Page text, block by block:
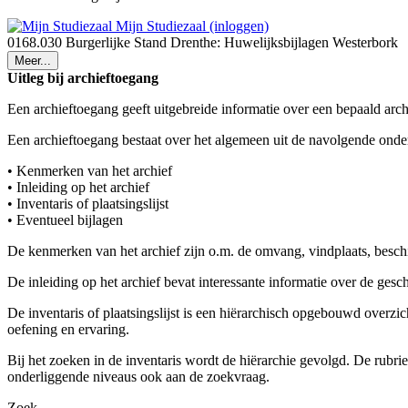
Mijn Studiezaal (inloggen)
0168.030 Burgerlijke Stand Drenthe: Huwelijksbijlagen Westerbork
Meer...
Uitleg bij archieftoegang
Een archieftoegang geeft uitgebreide informatie over een bepaald
Een archieftoegang bestaat over het algemeen uit de navolgende
• Kenmerken van het archief
• Inleiding op het archief
• Inventaris of plaatsingslijst
• Eventueel bijlagen
De kenmerken van het archief zijn o.m. de omvang, vindplaats,
De inleiding op het archief bevat interessante informatie over de
De inventaris of plaatsingslijst is een hiërarchisch opgebouwd
oefening en ervaring.
Bij het zoeken in de inventaris wordt de hiërarchie gevolgd. De
onderliggende niveaus ook aan de zoekvraag.